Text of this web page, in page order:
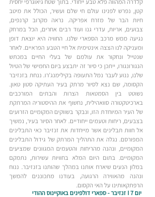
קלדרה המהווה פלא טבע ייחודי. בתוך שטח גיאוגרפי יחסית
קטן, נפרש לפנינו עולם חי שלם ועשיר, הכולל את מיטב
חיות הבר של מזרח אפריקה. נראה מקרוב קרנפים,
צבועים, אריות, עדרי גנו ועוד רבים אחרים, הכל במרחק
נגיעה ממש מרכב הספארי שלנו. החוויה היא יוצאת דופן
ומעניקה לנו הצצה אינטימית אל חיי הטבע הפראיים. לאחר
שנטייל ונחקור את עולמם של בעלי החיים במכתש
הנגורונגורו, ייתכן כי סיור זה יתבצע ביום החמישי של הטיול
שלנו, ננוע לעבר נמל התעופה בקילימנג'רו. ננחת בזנזיבר
הקסומה, שם נצא לסיור מרתק בעיר העתיקה סטון טאון.
נשוטט בין הסמטאות הצרות והבתים המורכבים
בארכיטקטורה סוואהילית, נחשוף את ההיסטוריה המרתקת
של העיר המיוחדת הזו, ונבקר בשווקים המקומיים הזרועים
בצבעים, ריחות וטעמים ייחודיים. לאחר הסיור בעיר, נמשיך
אל חוות תבלינים אשר מייחדות את זנזיבר כאי התבלינים
המפורסם. נגלה את התהליך המרתק של גידול התבלינים
המקומיים, ונהנה מהריחות והטעמים המגוונים שמציעים
המקומיים. בתום היום המלא בחוויות עשירות, נתמקם
במלון הנעים שיארח אותנו במהלך שהותנו בזנזיבר. ננוח
ונהנה מהאווירה הרגועה, בעודנו מתכוננים להמשך
הרפתקאותינו על האי הקסום.
יום 7 I זנזיבר - ספארי דולפינים באוקיינוס ההודי